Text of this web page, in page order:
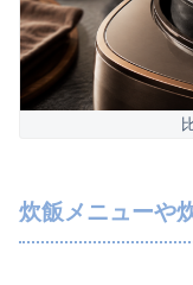
炊飯メニューや